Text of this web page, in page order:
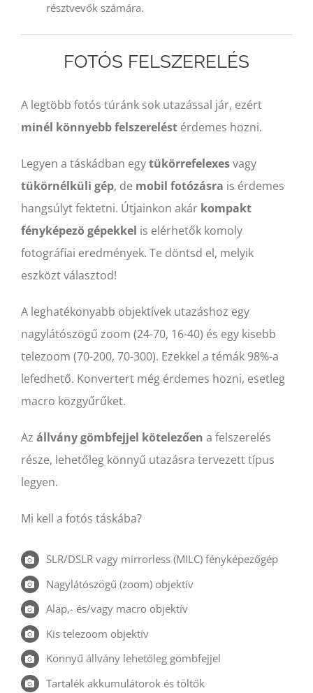
résztvevők számára.
FOTÓS FELSZERELÉS
A legtöbb fotós túránk sok utazással jár, ezért
minél könnyebb felszerelést érdemes hozni.
Legyen a táskádban egytükörrefelexesvagy
tükörnélküli gép, de mobil fotózásra is érdemes
hangsúlyt fektetni. Útjainkon akár kompakt
fényképezö gépekkel is elérhetők komoly
fotográfiai eredmények. Te döntsd el, melyik
eszközt választod!
A leghatékonyabb objektívek utazáshoz egy
nagylátószögű zoom (24-70, 16-40) és egy kisebb
telezoom (70-200, 70-300). Ezekkel a témák 98%-a
lefedhető. Konvertert még érdemes hozni, esetleg
macro közgyűrűket.
Az állvány gömbfejjel kötelezően a felszerelés
része, lehetőleg könnyű utazásra tervezett típus
legyen.
Mi kell a fotós táskába?
SLR/DSLR vagy mirrorless (MILC) fényképezőgép
Nagylátószögű (zoom) objektív
Alap,- és/vagy macro objektív
Kis telezoom objektív
Könnyű állvány lehetőleg gömbfejjel
Tartalék akkumulátorok és töltők